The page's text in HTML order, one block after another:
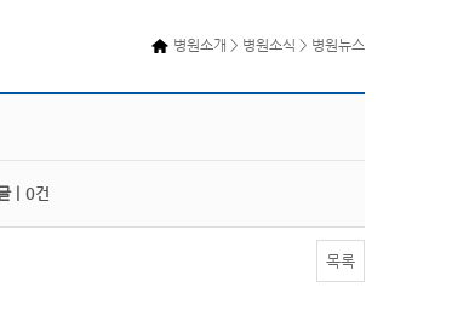
병원소개 > 병원소식 > 병원뉴스
| 0건
목록